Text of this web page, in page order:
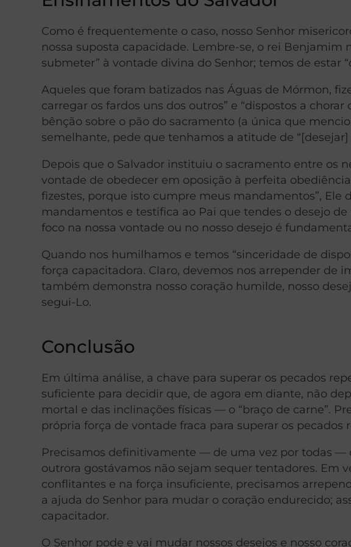
Como é frequentemente o caso, nosso Senhor
nossa suposta capacidade. Lembre-se, o rei Benjamim
submeter” à vontade divina do Senhor; temos de estar “
Aqueles que foram batizados nas Águas de Mórmon,
carregar os fardos uns dos outros” e “dispostos a chorar
bênção sobre o pão do sacramento (a única que
semelhante, pede que tenhamos a atitude de
Depois que o Salvador instituiu o sacramento entre os
vontade de obedecer em oposição à perfeita
fizestes, porque isto cumpre meus mandamentos”, Ele
mandamentos e testifica ao Pai que tendes o desejo de
foco na nossa vontade ou no nosso desejo é
Quando nos humilhamos e temos “sinceridade de
força capacitadora. Claro, devemos nos arrepender de
também demonstra nosso coração humilde, nosso
segui-Lo.
Conclusão
Em última análise, a chave para superar os pecados
suficiente para decidir que, de agora em diante, não
mortal e das inclinações físicas — o “braço de carne”.
própria força de vontade fraca para superar os pecados
Precisamos definitivamente — de uma vez por todas —
outrora gostávamos não sejam sequer tentadores. Em
conflitantes e na força insuficiente, precisamos
a ajuda do Senhor para mudar o coração endurecido;
capacitador.
O Senhor pode e vai mudar nossos desejos e nosso